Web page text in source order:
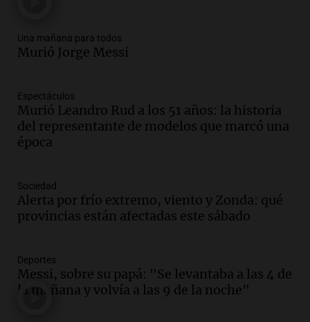
Audio.Ley de Propiedad Privada: el revés
en el Congreso expuso una debilidad
Episodios
Audio.Casabindo se prepara para una
celebración única: 30.000 turistas y el
Episodios
Audio. Borges, abogada de Pourrain:
"Tres hombres se lo llevaron para
Episodios
Audio.Voluntarios limpiaron 9.000
Una mañana para todos
Murió Jorge Messi
Espectáculos
Murió Leandro Rud a los 51 años: la historia
del representante de modelos que marcó una
época
Sociedad
Alerta por frío extremo, viento y Zonda: qué
provincias están afectadas este sábado
Deportes
Messi, sobre su papá: "Se levantaba a las 4 de
la mañana y volvía a las 9 de la noche"